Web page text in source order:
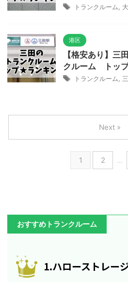
トランクルーム
港区
【格安あり】三
クルーム トッ
トランクルーム
1 2 …
Next »
おすすめトランクルーム
1.ハローストレー